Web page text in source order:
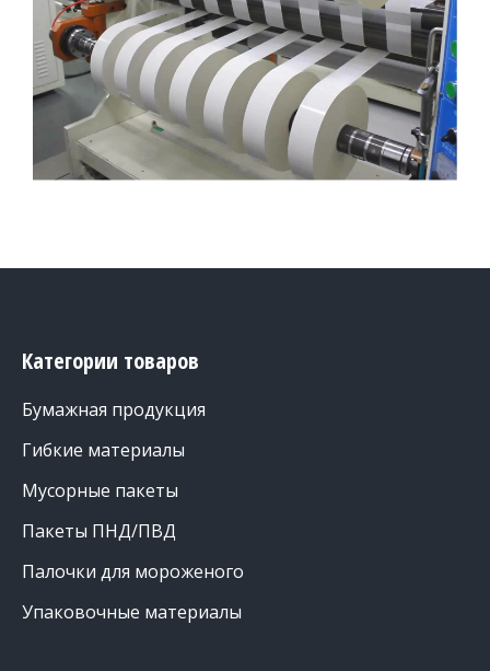
Категории товаров
Бумажная продукция
Гибкие материалы
Мусорные пакеты
Пакеты ПНД/ПВД
Палочки для мороженого
Упаковочные материалы